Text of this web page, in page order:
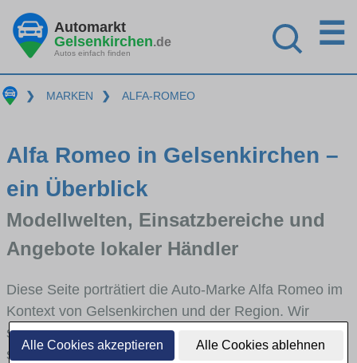
Alle Cookies akzeptieren Alle Cookies ablehnen
Automarkt
Gelsenkirchen.de
Autos einfach finden
☰
❯ MARKEN ❯ ALFA-ROMEO
Alfa Romeo in Gelsenkirchen –
ein Überblick
Modellwelten, Einsatzbereiche und
Angebote lokaler Händler
Diese Seite porträtiert die Auto-Marke Alfa Romeo im
Kontext von Gelsenkirchen und der Region. Wir
skizzieren, in welchen Fahrzeugklassen Alfa Romeo
stark vertreten ist, welche Modellreihen häufig im